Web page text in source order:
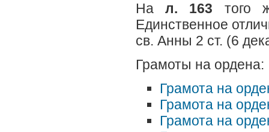
На л. 163 того
Единственное
св. Анны 2 ст. (6
Грамоты на ордена:
Грамота на
Грамота на
Грамота на